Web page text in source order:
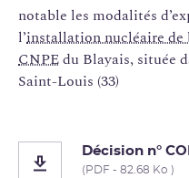
notable les modalités
l’installation nucléaire de
CNPEdu Blayais, située
Saint-Louis (33)
Décision n°
(PDF - 82.68 Ko )